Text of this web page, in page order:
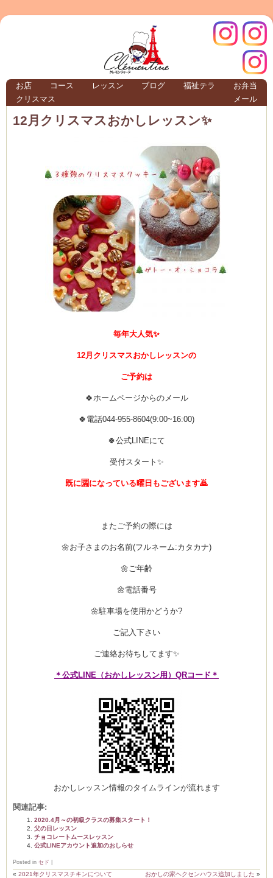
クレモンティーヌ – 新百合ヶ丘の料理教
by CEDO)
お店 コース レッスン ブログ 福祉テラ
お弁当
クリスマス
メール
インス
クレモ
ンティ
12月クリスマスおかしレッスン✨
毎年大人気✨
12月クリスマスおかしレッスンの
ご予約は
🍀ホームページからのメール
🍀電話044-955-8604(9:00~16:00)
🍀公式LINEにて
受付スタート✨
既に🈵になっている曜日もございます🙇
またご予約の際には
🌼お子さまのお名前(フルネーム:カタカナ)
🌼ご年齢
🌼電話番号
🌼駐車場を使用かどうか?
ご記入下さい
ご連絡お待ちしてます✨
＊公式LINE（おかしレッスン用）QRコード＊
おかしレッスン情報のタイムラインが流れます
関連記事:
2020.4月～の初級クラスの募集スタート！
父の日レッスン
チョコレートムースレッスン
公式LINEアカウント追加のおしらせ
Posted in セド
« 2021年クリスマスチキンについて おかしの家ヘクセンハウス追加しました »